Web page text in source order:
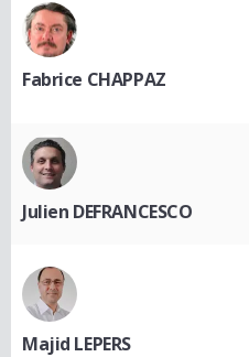
Fabrice CHAPPAZ
Julien DEFRANCESCO
Majid LEPERS